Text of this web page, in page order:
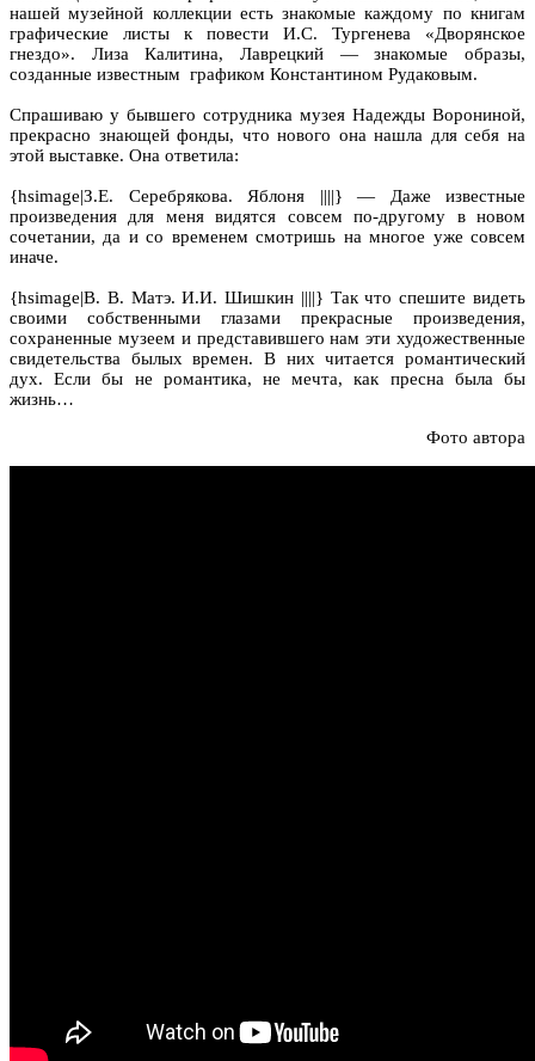
нашей музейной коллекции есть знакомые каждому по книгам
графические листы к повести И.С. Тургенева «Дворянское
гнездо». Лиза Калитина, Лаврецкий — знакомые образы,
созданные известным графиком Константином Рудаковым.
Спрашиваю у бывшего сотрудника музея Надежды Ворониной,
прекрасно знающей фонды, что нового она нашла для себя на
этой выставке. Она ответила:
{hsimage|З.Е. Серебрякова. Яблоня ||||} — Даже известные
произведения для меня видятся совсем по-другому в новом
сочетании, да и со временем смотришь на многое уже совсем
иначе.
{hsimage|В. В. Матэ. И.И. Шишкин ||||} Так что спешите видеть
своими собственными глазами прекрасные произведения,
сохраненные музеем и представившего нам эти художественные
свидетельства былых времен. В них читается романтический
дух. Если бы не романтика, не мечта, как пресна была бы
жизнь…
Фото автора